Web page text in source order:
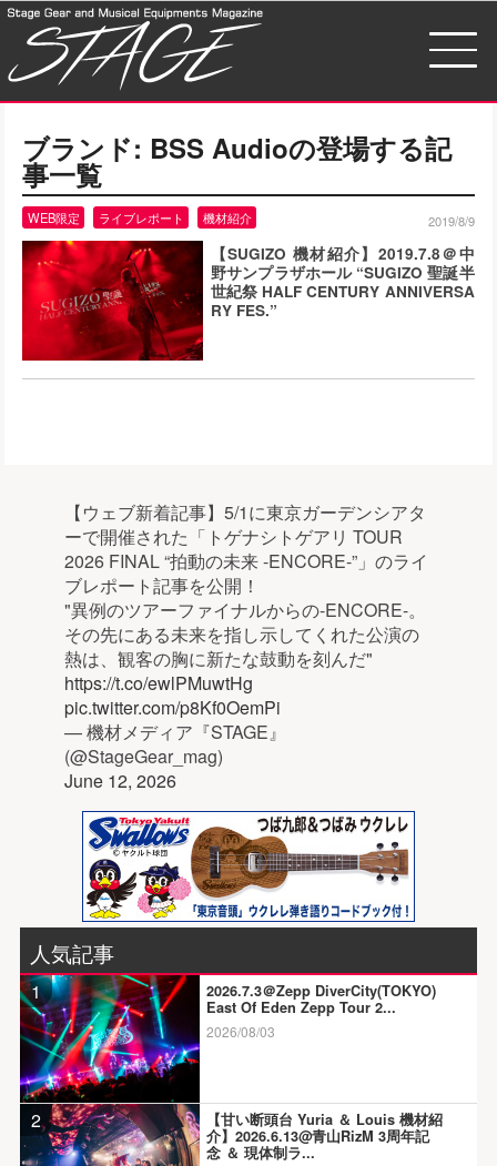
ブランド: BSS Audioの登場する記
事一覧
【SUGIZO 機材紹介】2019.7.8＠中
野サンプラザホール “SUGIZO 聖誕半
世紀祭 HALF CENTURY ANNIVERSA
RY FES.”
WEB限定 ライブレポート 機材紹介 2019/8/9
【ウェブ新着記事】5/1に東京ガーデンシアタ
ーで開催された「トゲナシトゲアリ TOUR
2026 FINAL “拍動の未来 -ENCORE-”」のライ
ブレポート記事を公開！
"異例のツアーファイナルからの-ENCORE-。
その先にある未来を指し示してくれた公演の
熱は、観客の胸に新たな鼓動を刻んだ"
https://t.co/ewlPMuwtHg
pic.twitter.com/p8Kf0OemPi
— 機材メディア『STAGE』
(@StageGear_mag)
June 12, 2026
人気記事
1
2026.7.3＠Zepp DiverCity(TOKYO)
East Of Eden Zepp Tour 2...
2026/08/03
2
【甘い断頭台 Yuria ＆ Louis 機材紹
介】2026.6.13@青山RizM 3周年記
念 ＆ 現体制ラ...